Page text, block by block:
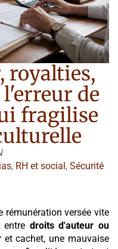
royalties,
de
fragilise
, RH et social, Sécurité
rémunération versée vite
entre droits d'auteur ou
et cachet, une mauvaise